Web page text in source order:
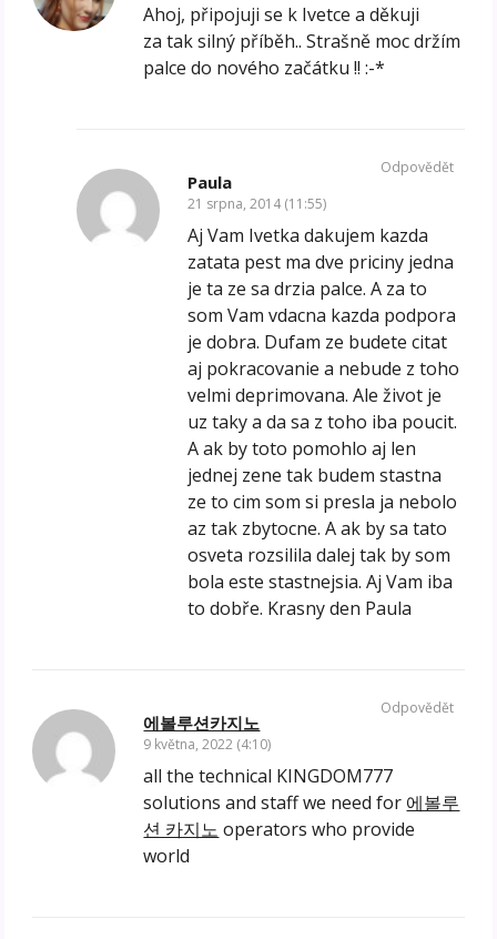
Ahoj, připojuji se k Ivetce a děkuji
za tak silný příběh.. Strašně moc držím
palce do nového začátku !! :-*
Paula
21 srpna, 2014 (11:55)
Aj Vam Ivetka dakujem kazda
zatata pest ma dve priciny jedna
je ta ze sa drzia palce. A za to
som Vam vdacna kazda podpora
je dobra. Dufam ze budete citat
aj pokracovanie a nebude z toho
velmi deprimovana. Ale život je
uz taky a da sa z toho iba poucit.
A ak by toto pomohlo aj len
jednej zene tak budem stastna
ze to cim som si presla ja nebolo
az tak zbytocne. A ak by sa tato
osveta rozsilila dalej tak by som
bola este stastnejsia. Aj Vam iba
to dobře. Krasny den Paula
Odpovědět
에볼루션카지노
9 května, 2022 (4:10)
all the technical KINGDOM777
solutions and staff we need for 에볼루
션 카지노 operators who provide
world
Odpovědět